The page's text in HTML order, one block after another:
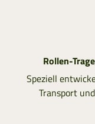
Rollen-
Speziell
Transport